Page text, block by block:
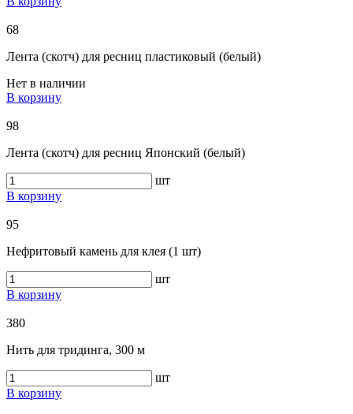
68
Лента (скотч) для ресниц пластиковый (белый)
Нет в наличии
В корзину
98
Лента (скотч) для ресниц Японский (белый)
шт
В корзину
95
Нефритовый камень для клея (1 шт)
шт
В корзину
380
Нить для тридинга, 300 м
шт
В корзину